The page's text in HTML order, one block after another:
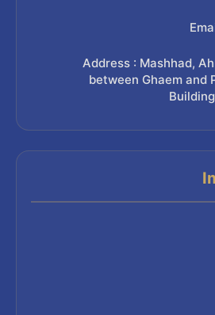
Address : Mashhad,
between Ghaem and